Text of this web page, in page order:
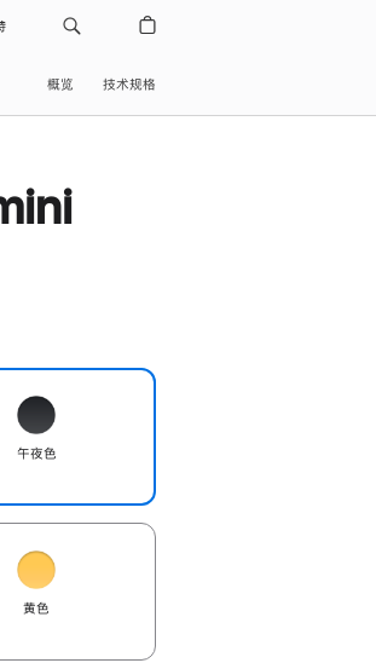
概览 技术规格
午夜色
黄色